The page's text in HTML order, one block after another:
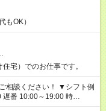
もOK）
宅）でのお仕事です。
ださい！ ▼シフト例
遅番 10:00～19:00 時